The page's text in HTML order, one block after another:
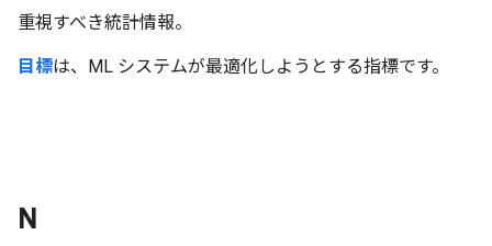
重視すべき統計情報。
目標は、ML システムが最適化しようとする指標です。
N